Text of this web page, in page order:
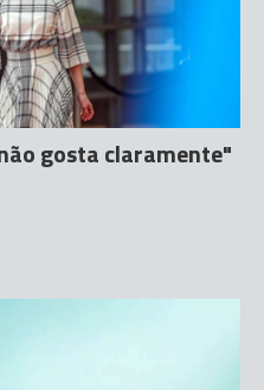
gosta claramente"